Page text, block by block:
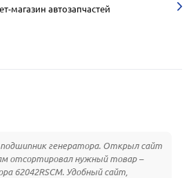
магазин автозапчастей
подшипник генератора. Открыл сайт
отсортировал нужный товар –
62042RSCM. Удобный сайт,